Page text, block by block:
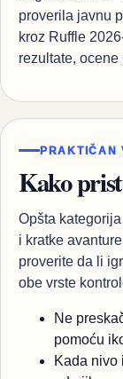
proverila javnu
kroz Ruffle
rezultate,
PRAKTIČAN
Kako
Opšta
i kratke
proverite da li
obe vrste
Ne
pomoću
Kada nivo